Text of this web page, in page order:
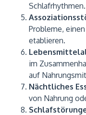
Schlafrhythmen.
Probleme,
etablieren.
im
auf
Nächtliches
von Nahrung